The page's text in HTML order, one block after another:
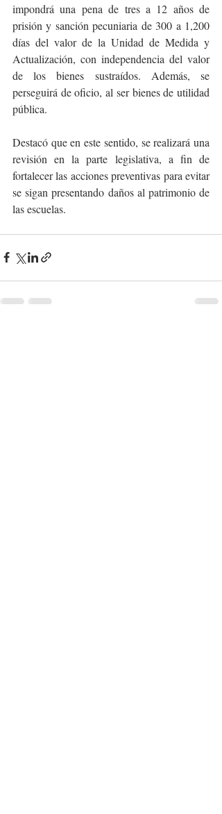
impondrá una pena de tres a 12 años de
prisión y sanción pecuniaria de 300 a 1,200
días del valor de la Unidad de Medida y
Actualización, con independencia del valor
de los bienes sustraídos. Además, se
perseguirá de oficio, al ser bienes de utilidad
pública.
Destacó que en este sentido, se realizará una
revisión en la parte legislativa, a fin de
fortalecer las acciones preventivas para evitar
se sigan presentando daños al patrimonio de
las escuelas.